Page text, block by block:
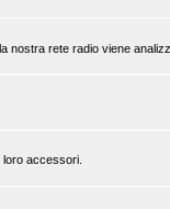
nostra rete radio viene
accessori.